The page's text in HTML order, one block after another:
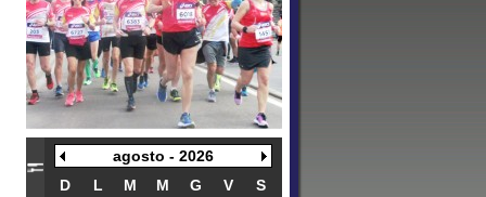
agosto - 2026
D
L M M G V
S